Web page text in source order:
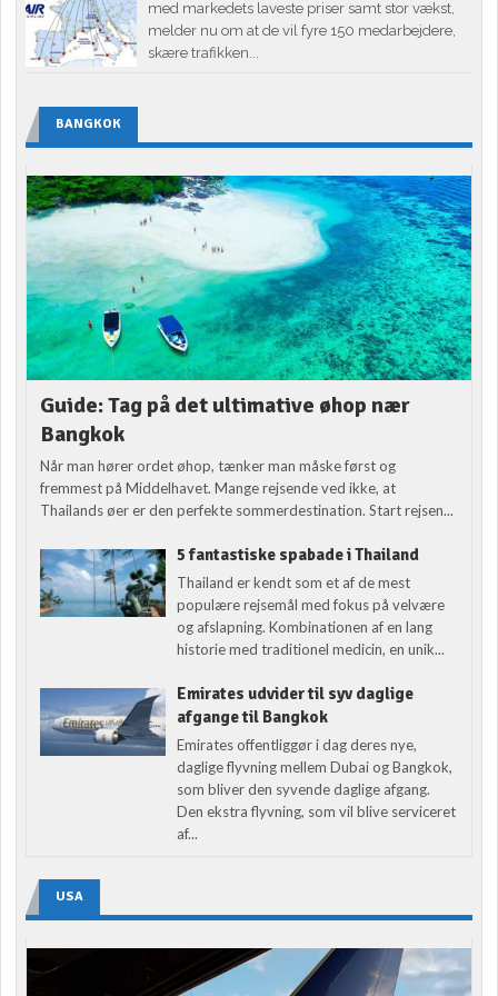
med markedets laveste priser samt stor vækst,
melder nu om at de vil fyre 150 medarbejdere,
skære trafikken...
BANGKOK
Guide: Tag på det ultimative øhop nær
Bangkok
Når man hører ordet øhop, tænker man måske først og
fremmest på Middelhavet. Mange rejsende ved ikke, at
Thailands øer er den perfekte sommerdestination. Start rejsen...
5 fantastiske spabade i Thailand
Thailand er kendt som et af de mest
populære rejsemål med fokus på velvære
og afslapning. Kombinationen af en lang
historie med traditionel medicin, en unik...
Emirates udvider til syv daglige
afgange til Bangkok
Emirates offentliggør i dag deres nye,
daglige flyvning mellem Dubai og Bangkok,
som bliver den syvende daglige afgang.
Den ekstra flyvning, som vil blive serviceret
af...
USA